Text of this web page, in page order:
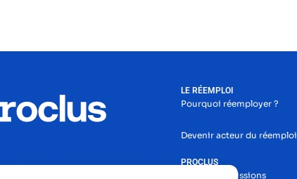
LE RÉEMPLOI
Pourquoi réemployer ?
Devenir acteur du réemploi
PROCLUS
Histoire et missions